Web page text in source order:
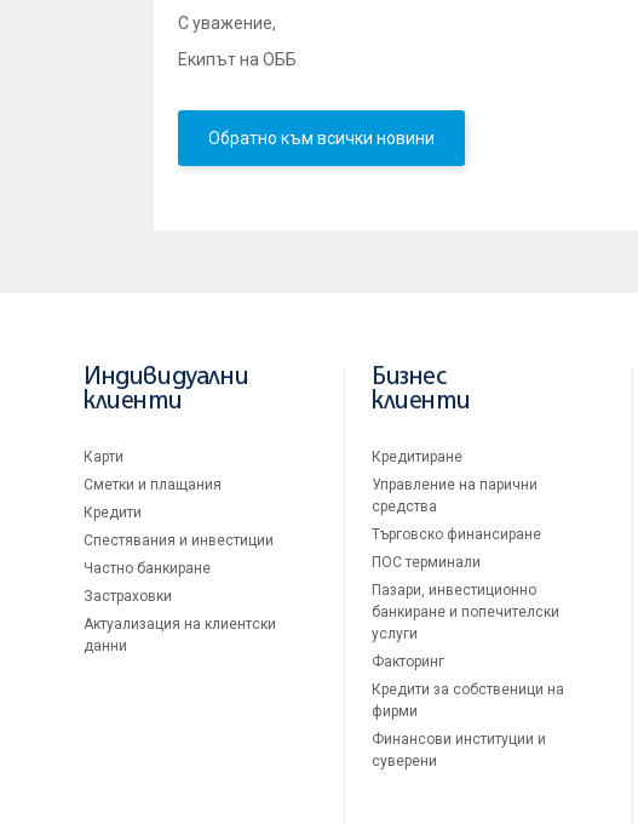
С уважение,
Екипът на ОББ
Обратно към всички новини
Индивидуални
клиенти
Карти
Сметки и плащания
Кредити
Спестявания и инвестиции
Частно банкиране
Застраховки
Актуализация на клиентски
данни
Бизнес
клиенти
Кредитиране
Управление на парични
средства
Търговско финансиране
ПОС терминали
Пазари, инвестиционно
банкиране и попечителски
услуги
Факторинг
Кредити за собственици на
фирми
Финансови институции и
суверени